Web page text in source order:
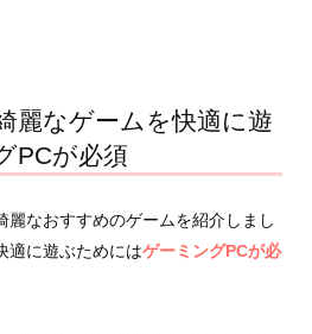
麗なゲームを快適に遊
PCが必須
麗なおすすめのゲームを紹介しまし
適に遊ぶためにはゲーミングPCが必